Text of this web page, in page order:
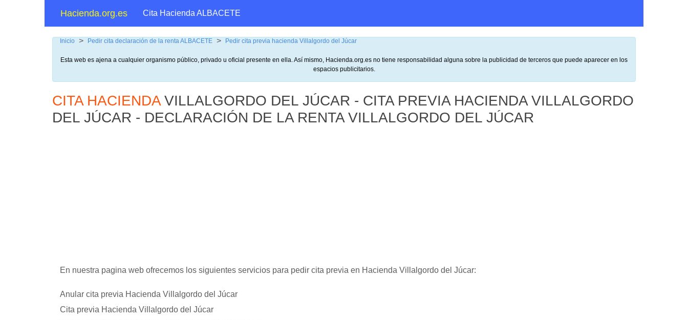
Hacienda.org.es Cita Hacienda ALBACETE
Inicio > Pedir cita declaración de la renta ALBACETE > Pedir cita previa hacienda Villalgordo del Júcar
Esta web es ajena a cualquier organismo público, privado u oficial presente en ella. Así mismo, Hacienda.org.es no tiene responsabilidad alguna sobre la publicidad de terceros que puede aparecer en los
espacios publicitarios.
CITA HACIENDA VILLALGORDO DEL JÚCAR - CITA PREVIA HACIENDA VILLALGORDO
DEL JÚCAR - DECLARACIÓN DE LA RENTA VILLALGORDO DEL JÚCAR
En nuestra pagina web ofrecemos los siguientes servicios para pedir cita previa en Hacienda Villalgordo del Júcar:
Anular cita previa Hacienda Villalgordo del Júcar
Cita previa Hacienda Villalgordo del Júcar